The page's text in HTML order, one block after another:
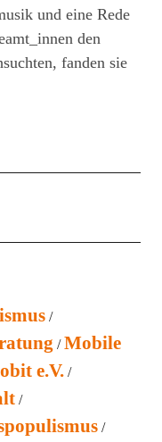
und eine Rede
den
fanden sie
Mobile
e.V.